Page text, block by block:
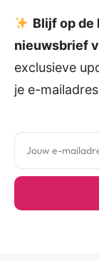
Blijf op de
nieuwsbrief
exclusieve
je e-